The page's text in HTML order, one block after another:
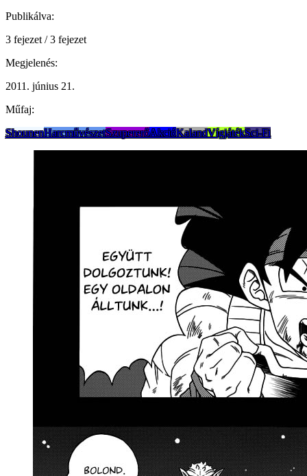
Publikálva:
3 fejezet / 3 fejezet
Megjelenés:
2011. június 21.
Műfaj:
ShounenHarcművészetSzupererőAkcióKalandVígjátékSci-Fi